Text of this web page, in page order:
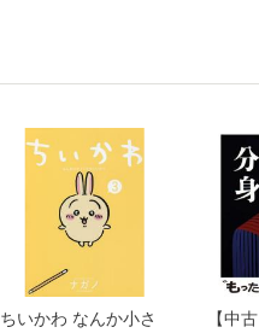
ちいかわ なんか小さ 【中